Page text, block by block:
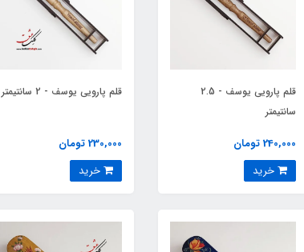
قلم پارویی یوسف - 2.5
سانتیمتر
240,000 تومان
قلم پارویی یوسف - 2 سانتیمتر
230,000 تومان
خرید